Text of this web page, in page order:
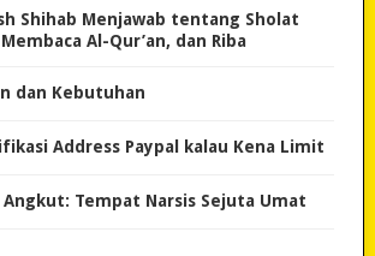
Shihab Menjawab tentang Sholat
Al-Qur’an, dan Riba
dan Kebutuhan
Address Paypal kalau Kena Limit
Angkut: Tempat Narsis Sejuta Umat